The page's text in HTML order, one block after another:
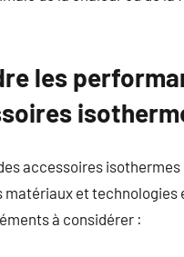
les
accessoires isothermes
matériaux et technologies
à considérer :